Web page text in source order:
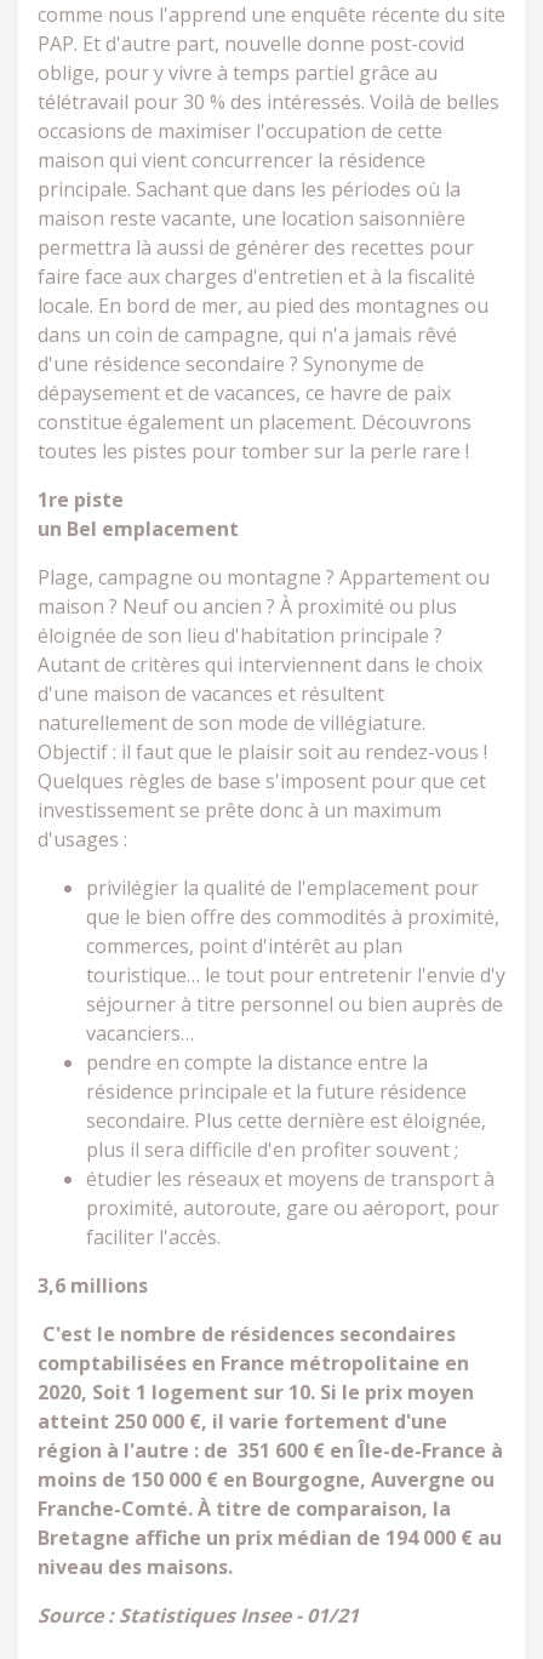
comme nous l'apprend une enquête récente du site
PAP. Et d'autre part, nouvelle donne post-covid
oblige, pour y vivre à temps partiel grâce au
télétravail pour 30 % des intéressés. Voilà de belles
occasions de maximiser l'occupation de cette
maison qui vient concurrencer la résidence
principale. Sachant que dans les périodes où la
maison reste vacante, une location saisonnière
permettra là aussi de générer des recettes pour
faire face aux charges d'entretien et à la fiscalité
locale. En bord de mer, au pied des montagnes ou
dans un coin de campagne, qui n'a jamais rêvé
d'une résidence secondaire ? Synonyme de
dépaysement et de vacances, ce havre de paix
constitue également un placement. Découvrons
toutes les pistes pour tomber sur la perle rare !
1re piste
un Bel emplacement
Plage, campagne ou montagne ? Appartement ou
maison ? Neuf ou ancien ? À proximité ou plus
éloignée de son lieu d'habitation principale ?
Autant de critères qui interviennent dans le choix
d'une maison de vacances et résultent
naturellement de son mode de villégiature.
Objectif : il faut que le plaisir soit au rendez-vous !
Quelques règles de base s'imposent pour que cet
investissement se prête donc à un maximum
d'usages :
privilégier la qualité de l'emplacement pour
que le bien offre des commodités à proximité,
commerces, point d'intérêt au plan
touristique… le tout pour entretenir l'envie d'y
séjourner à titre personnel ou bien auprès de
vacanciers…
pendre en compte la distance entre la
résidence principale et la future résidence
secondaire. Plus cette dernière est éloignée,
plus il sera difficile d'en profiter souvent ;
étudier les réseaux et moyens de transport à
proximité, autoroute, gare ou aéroport, pour
faciliter l'accès.
3,6 millions
C'est le nombre de résidences secondaires
comptabilisées en France métropolitaine en
2020, Soit 1 logement sur 10. Si le prix moyen
atteint 250 000 €, il varie fortement d'une
région à l'autre : de 351 600 € en Île-de-France à
moins de 150 000 € en Bourgogne, Auvergne ou
Franche-Comté. À titre de comparaison, la
Bretagne affiche un prix médian de 194 000 € au
niveau des maisons.
Source : Statistiques Insee - 01/21